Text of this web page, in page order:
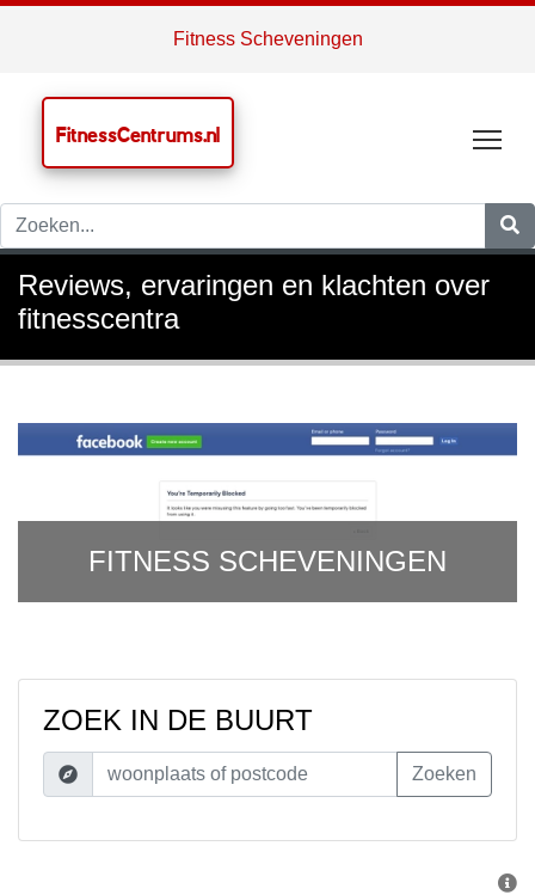
Fitness Scheveningen
FitnessCentrums.nl
Reviews, ervaringen en klachten over
fitnesscentra
FITNESS SCHEVENINGEN
ZOEK IN DE BUURT